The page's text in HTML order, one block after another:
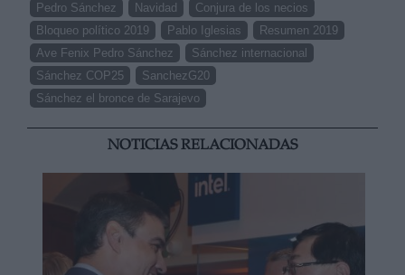
Pedro Sánchez
Navidad
Conjura de los necios
Bloqueo político 2019
Pablo Iglesias
Resumen 2019
Ave Fenix Pedro Sánchez
Sánchez internacional
Sánchez COP25
SanchezG20
Sánchez el bronce de Sarajevo
NOTICIAS RELACIONADAS